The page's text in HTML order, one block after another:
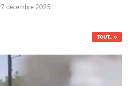
décembre 2025
TOUT...